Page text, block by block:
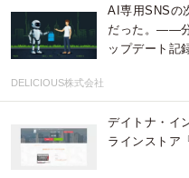
AI専用SNSの
だった。——
ップデート記
DELICIOUS株式会社
デイトナ・イ
ラインストア